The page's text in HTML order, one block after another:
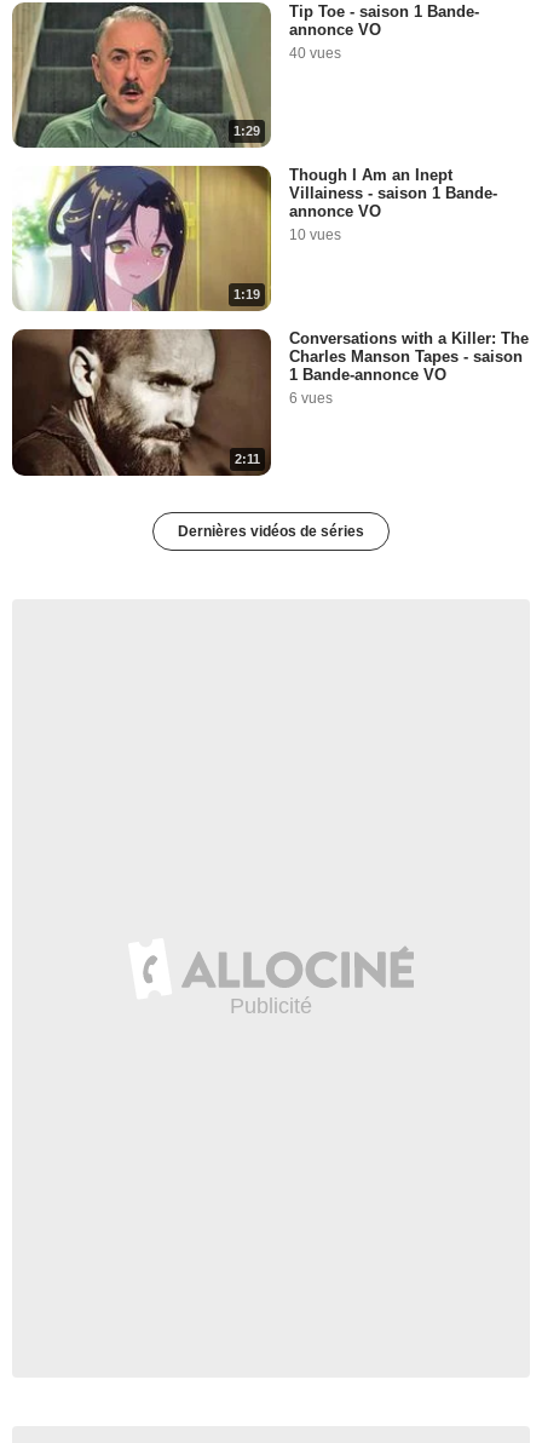
1:29
Tip Toe - saison 1 Bande-
annonce VO
40 vues
1:19
Though I Am an Inept
Villainess - saison 1 Bande-
annonce VO
10 vues
2:11
Conversations with a Killer: The
Charles Manson Tapes - saison
1 Bande-annonce VO
6 vues
Dernières vidéos de séries